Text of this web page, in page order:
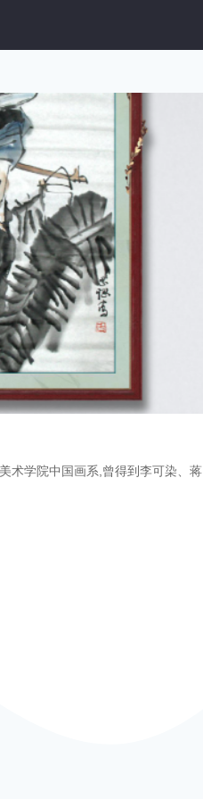
术学院中国画系,曾得到李可染、蒋